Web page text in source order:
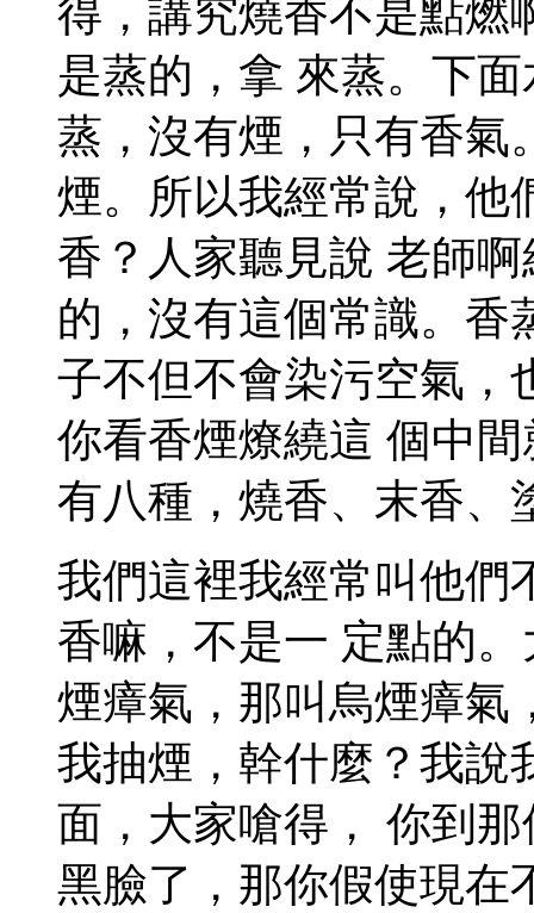
得，講究燒香不是點燃
是蒸的，拿 來蒸。下
蒸，沒有煙，只有香氣
煙。所以我經常說，他
香？人家聽見說 老師
的，沒有這個常識。香
子不但不會染污空氣，
你看香煙燎繞這 個中
有八種，燒香、末香、
我們這裡我經常叫他們
香嘛，不是一 定點的
煙瘴氣，那叫烏煙瘴氣
我抽煙，幹什麼？我說
面，大家嗆得， 你到
黑臉了，那你假使現在